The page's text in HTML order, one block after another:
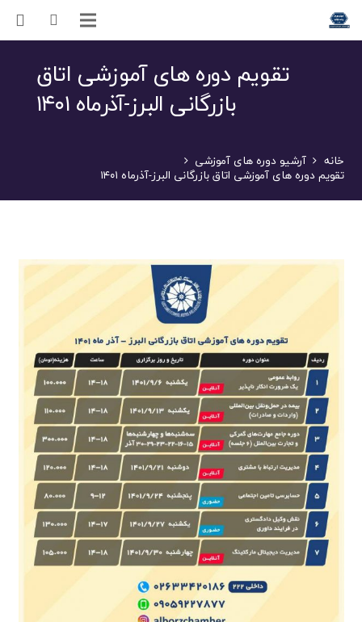
تقویم دوره های آموزشی اتاق
بازرگانی البرز-آذرماه ۱۴۰۱
خانه آرشیو دوره های آموزشی
تقویم دوره های آموزشی اتاق بازرگانی البرز-آذرماه ۱۴۰۱